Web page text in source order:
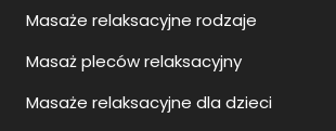
Masaże relaksacyjne rodzaje
Masaż pleców relaksacyjny
Masaże relaksacyjne dla dzieci